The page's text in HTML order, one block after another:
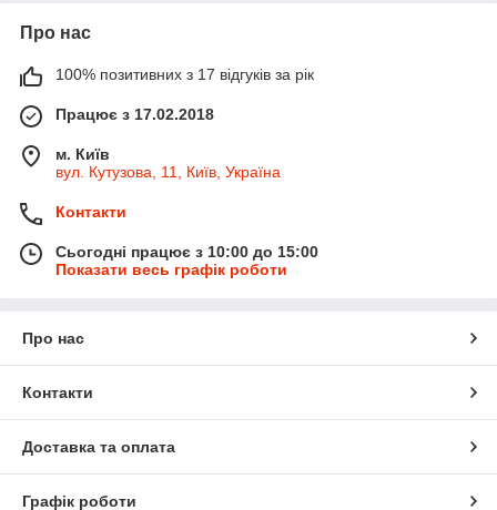
Про нас
100% позитивних з 17 відгуків за рік
Працює з 17.02.2018
м. Київ
вул. Кутузова, 11, Київ, Україна
Контакти
Сьогодні працює з 10:00 до 15:00
Показати весь графік роботи
Про нас
Контакти
Доставка та оплата
Графік роботи